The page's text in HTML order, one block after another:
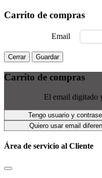
Carrito de compras
Email
Cerrar Guardar
Carrito de compras
El email digitado
Tengo usuario y
Quiero usar email
Área de servicio al Cliente